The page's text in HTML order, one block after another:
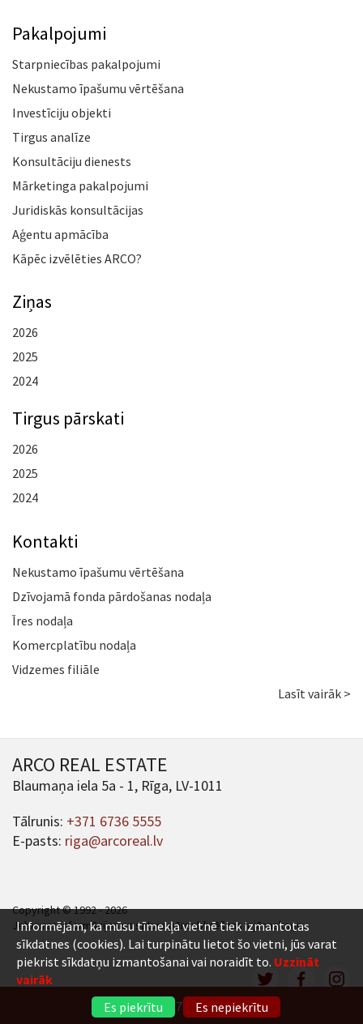
+371 6736 5555
Pakalpojumi
Starpniecības pakalpojumi
Nekustamo īpašumu vērtēšana
Investīciju objekti
Tirgus analīze
Konsultāciju dienests
Mārketinga pakalpojumi
Juridiskās konsultācijas
Aģentu apmācība
Kāpēc izvēlēties ARCO?
Ziņas
2026
2025
2024
Tirgus pārskati
2026
2025
2024
Kontakti
Nekustamo īpašumu vērtēšana
Dzīvojamā fonda pārdošanas nodaļa
Īres nodaļa
Komercplatību nodaļa
Vidzemes filiāle
Lasīt vairāk >
ARCO REAL ESTATE
Blaumaņa iela 5a - 1, Rīga, LV-1011
Tālrunis: +371 6736 5555
E-pasts: riga@arcoreal.lv
Copyright © 1992 - 2026
Jebkuras informācijas un satura pārpublicēšana ir jāsaskaņo.
Informējam, ka mūsu tīmekļa vietnē tiek izmantotas
sīkdatnes (cookies). Lai turpinātu lietot šo vietni, jūs varat
piekrist sīkdatņu izmantošanai vai noraidīt to. Uzzināt
vairāk
Es piekrītu
Es nepiekrītu